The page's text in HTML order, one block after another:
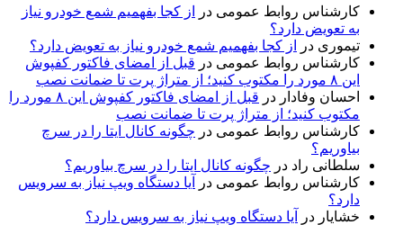
کارشناس روابط عمومی در
از کجا بفهمیم شمع خودرو نیاز
به تعویض دارد؟
تیموری در
از کجا بفهمیم شمع خودرو نیاز به تعویض دارد؟
کارشناس روابط عمومی در قبل از امضای فاکتور کفپوش
این ۸ مورد را مکتوب کنید؛ از متراژ پرت تا ضمانت نصب
احسان وفادار در
قبل از امضای فاکتور کفپوش این ۸ مورد را
مکتوب کنید؛ از متراژ پرت تا ضمانت نصب
کارشناس روابط عمومی در چگونه کانال ایتا را در سرچ
بیاوریم؟
سلطانی راد در چگونه کانال ایتا را در سرچ بیاوریم؟
کارشناس روابط عمومی در
آیا دستگاه ویپ نیاز به سرویس
دارد؟
خشایار در آیا دستگاه ویپ نیاز به سرویس دارد؟